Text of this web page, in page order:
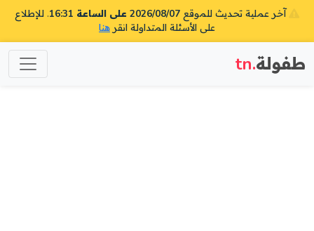
آخر عملية تحديث للموقع 2026/08/07 على الساعة 16:31
. للإطلاع
على الأسئلة المتداولة انقر هنا
طفولة.tn